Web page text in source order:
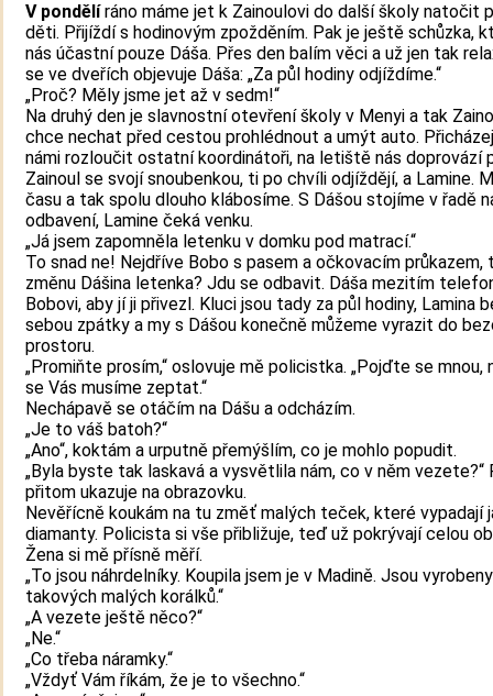
V pondělíráno máme jet k Zainoulovi do další školy natočit
děti. Přijíždí s hodinovým zpožděním. Pak je ještě schůzka,
nás účastní pouze Dáša. Přes den balím věci a už jen tak
se ve dveřích objevuje Dáša: „Za půl hodiny odjíždíme.“
„Proč? Měly jsme jet až v sedm!“
Na druhý den je slavnostní otevření školy v Menyi a tak
chce nechat před cestou prohlédnout a umýt auto.
námi rozloučit ostatní koordinátoři, na letiště nás doprovází
Zainoul se svojí snoubenkou, ti po chvíli odjíždějí, a Lamine.
času a tak spolu dlouho klábosíme. S Dášou stojíme v řadě
odbavení, Lamine čeká venku.
„Já jsem zapomněla letenku v domku pod matrací.“
To snad ne! Nejdříve Bobo s pasem a očkovacím průkazem,
změnu Dášina letenka? Jdu se odbavit. Dáša mezitím
Bobovi, aby jí ji přivezl. Kluci jsou tady za půl hodiny, Lamina
sebou zpátky a my s Dášou konečně můžeme vyrazit do
prostoru.
„Promiňte prosím,“ oslovuje mě policistka. „Pojďte se mnou,
se Vás musíme zeptat.“
Nechápavě se otáčím na Dášu a odcházím.
„Je to váš batoh?“
„Ano“, koktám a urputně přemýšlím, co je mohlo popudit.
„Byla byste tak laskavá a vysvětlila nám, co v něm vezete?“
přitom ukazuje na obrazovku.
Nevěřícně koukám na tu změť malých teček, které vypadají
diamanty. Policista si vše přibližuje, teď už pokrývají celou
Žena si mě přísně měří.
„To jsou náhrdelníky. Koupila jsem je v Madině. Jsou
takových malých korálků.“
„A vezete ještě něco?“
„Ne.“
„Co třeba náramky.“
„Vždyť Vám říkám, že je to všechno.“